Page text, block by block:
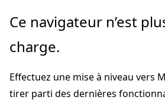
Passer
directement
au
principal
Ce navigateur n’est
charge.
Effectuez une mise à niveau vers
tirer parti des dernières